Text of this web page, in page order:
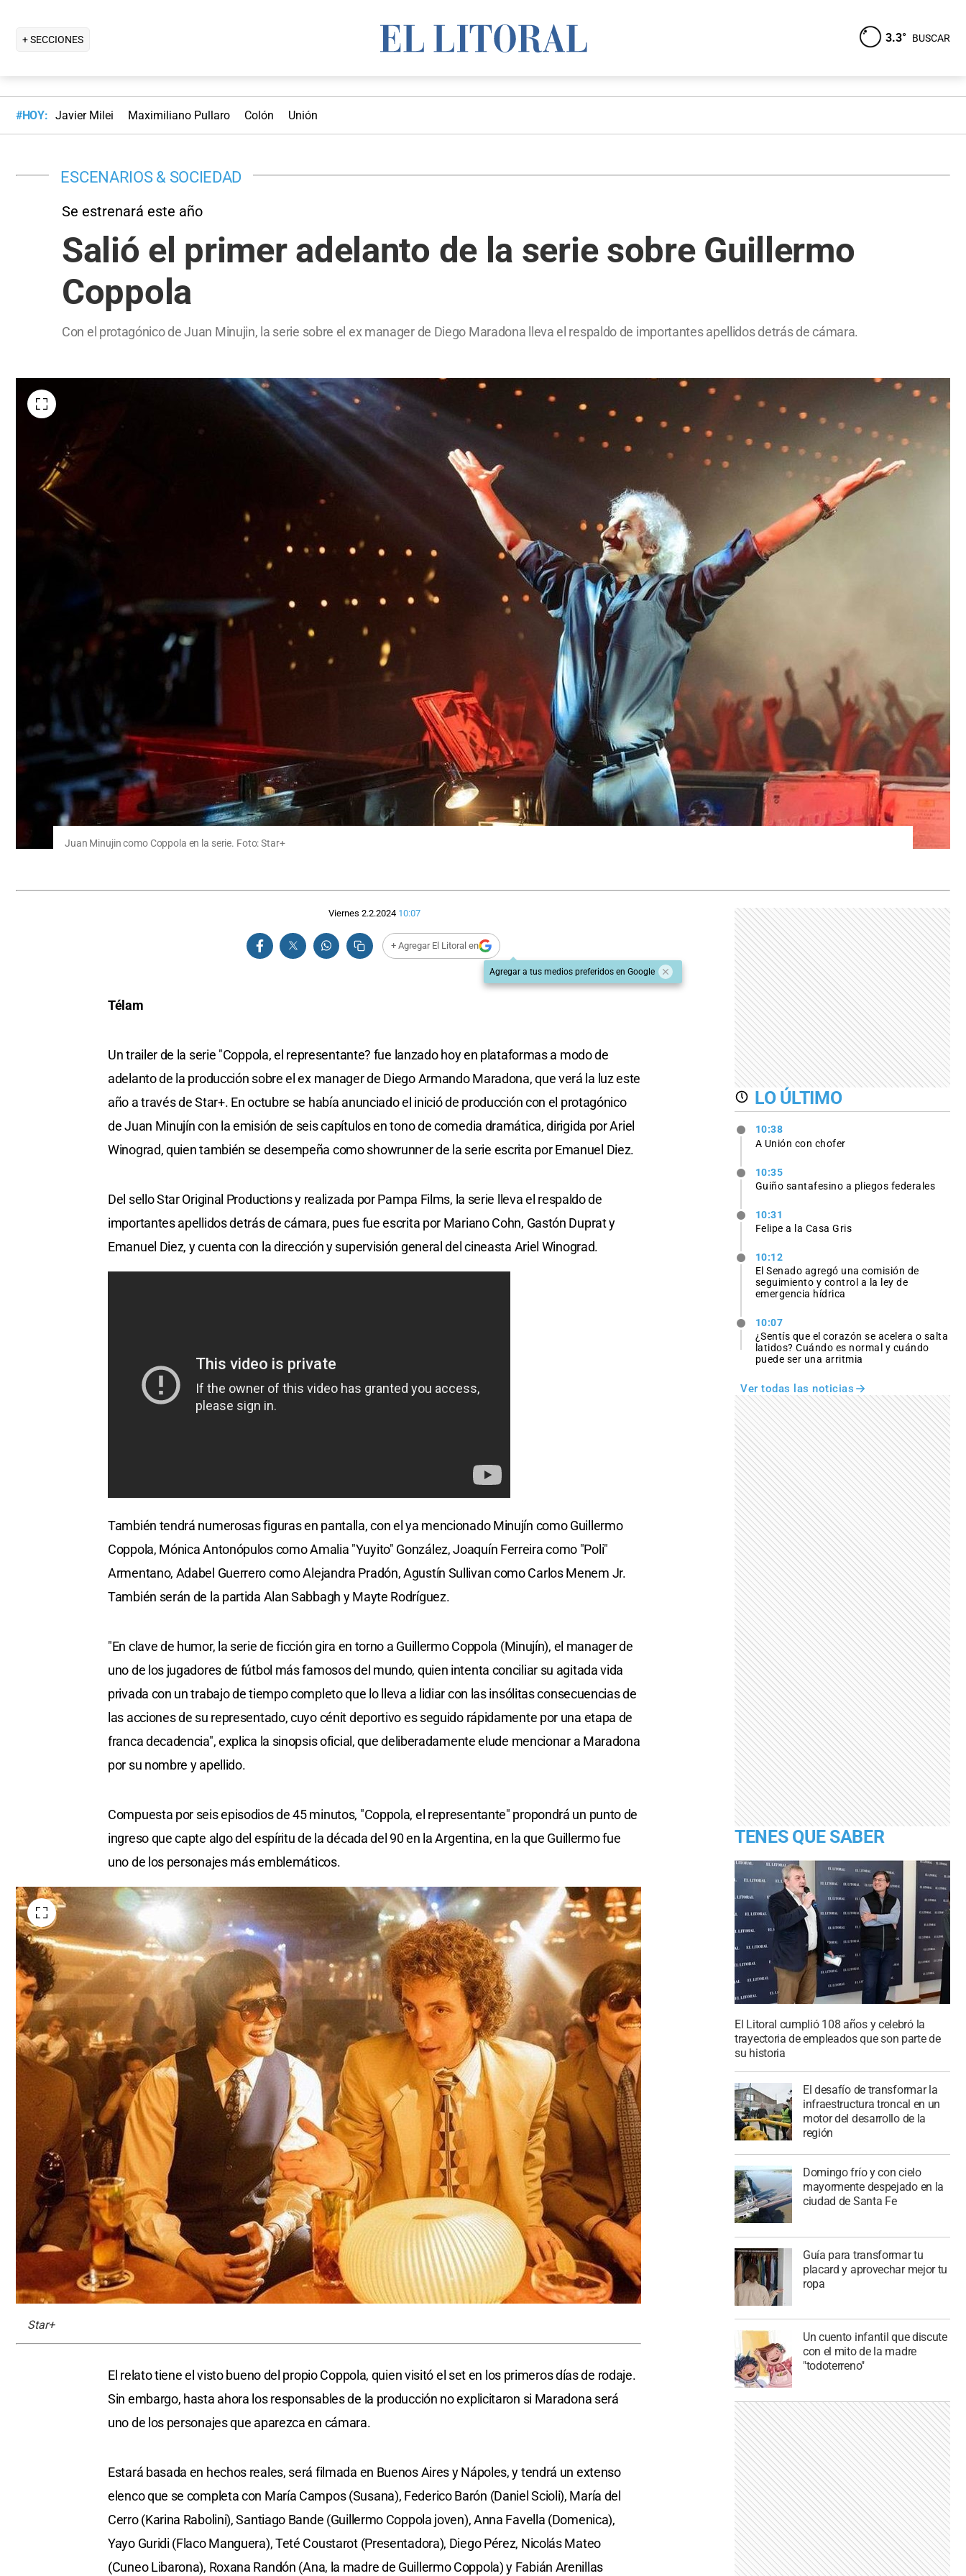
+ SECCIONES 3.3° BUSCAR
#HOY: Javier Milei Maximiliano Pullaro Colón Unión
ESCENARIOS & SOCIEDAD
Se estrenará este año
Salió el primer adelanto de la serie sobre Guillermo
Coppola
Con el protagónico de Juan Minujin, la serie sobre el ex manager de Diego Maradona lleva el respaldo de importantes apellidos detrás de cámara.
Juan Minujin como Coppola en la serie. Foto: Star+
Viernes 2.2.2024 10:07
+ Agregar El Litoral en
Agregar a tus medios preferidos en Google
Télam
Un trailer de la serie "Coppola, el representante? fue lanzado hoy en plataformas a modo de
adelanto de la producción sobre el ex manager de Diego Armando Maradona, que verá la luz este
año a través de Star+. En octubre se había anunciado el inició de producción con el protagónico
de Juan Minujín con la emisión de seis capítulos en tono de comedia dramática, dirigida por Ariel
Winograd, quien también se desempeña como showrunner de la serie escrita por Emanuel Diez.
Del sello Star Original Productions y realizada por Pampa Films, la serie lleva el respaldo de
importantes apellidos detrás de cámara, pues fue escrita por Mariano Cohn, Gastón Duprat y
Emanuel Diez, y cuenta con la dirección y supervisión general del cineasta Ariel Winograd.
También tendrá numerosas figuras en pantalla, con el ya mencionado Minujín como Guillermo
Coppola, Mónica Antonópulos como Amalia "Yuyito" González, Joaquín Ferreira como "Poli"
Armentano, Adabel Guerrero como Alejandra Pradón, Agustín Sullivan como Carlos Menem Jr.
También serán de la partida Alan Sabbagh y Mayte Rodríguez.
"En clave de humor, la serie de ficción gira en torno a Guillermo Coppola (Minujín), el manager de
uno de los jugadores de fútbol más famosos del mundo, quien intenta conciliar su agitada vida
privada con un trabajo de tiempo completo que lo lleva a lidiar con las insólitas consecuencias de
las acciones de su representado, cuyo cénit deportivo es seguido rápidamente por una etapa de
franca decadencia", explica la sinopsis oficial, que deliberadamente elude mencionar a Maradona
por su nombre y apellido.
Compuesta por seis episodios de 45 minutos, "Coppola, el representante" propondrá un punto de
ingreso que capte algo del espíritu de la década del 90 en la Argentina, en la que Guillermo fue
uno de los personajes más emblemáticos.
Star+
El relato tiene el visto bueno del propio Coppola, quien visitó el set en los primeros días de rodaje.
Sin embargo, hasta ahora los responsables de la producción no explicitaron si Maradona será
uno de los personajes que aparezca en cámara.
Estará basada en hechos reales, será filmada en Buenos Aires y Nápoles, y tendrá un extenso
elenco que se completa con María Campos (Susana), Federico Barón (Daniel Scioli), María del
Cerro (Karina Rabolini), Santiago Bande (Guillermo Coppola joven), Anna Favella (Domenica),
Yayo Guridi (Flaco Manguera), Teté Coustarot (Presentadora), Diego Pérez, Nicolás Mateo
(Cuneo Libarona), Roxana Randón (Ana, la madre de Guillermo Coppola) y Fabián Arenillas
LO ÚLTIMO
10:38
A Unión con chofer
10:35
Guiño santafesino a pliegos federales
10:31
Felipe a la Casa Gris
10:12
El Senado agregó una comisión de
seguimiento y control a la ley de
emergencia hídrica
10:07
¿Sentís que el corazón se acelera o salta
latidos? Cuándo es normal y cuándo
puede ser una arritmia
Ver todas las noticias
TENES QUE SABER
El Litoral cumplió 108 años y celebró la
trayectoria de empleados que son parte de
su historia
El desafío de transformar la
infraestructura troncal en un
motor del desarrollo de la
región
Domingo frío y con cielo
mayormente despejado en la
ciudad de Santa Fe
Guía para transformar tu
placard y aprovechar mejor tu
ropa
Un cuento infantil que discute
con el mito de la madre
"todoterreno"